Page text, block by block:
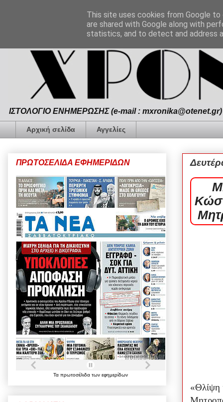
ΙΣΤΟΛΟΓΙΟ ΕΝΗΜΕΡΩΣΗΣ (e-mail :
Αρχική σελίδα Αγγελίες
«Θλίψη
ΠΡΩΤΟΣΕΛΙΔΑ ΕΦΗΜΕΡΙΔΩΝ
Τα πρωτοσέλιδα των εφημερίδων
This site uses cookies from Google
are shared with Google along with
statistics, and to detect and address